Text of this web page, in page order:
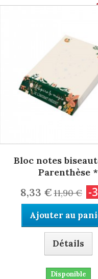
Bloc notes
Parenthèse *
8,33 €11,90 € -
Ajouter au
Détails
Disponible